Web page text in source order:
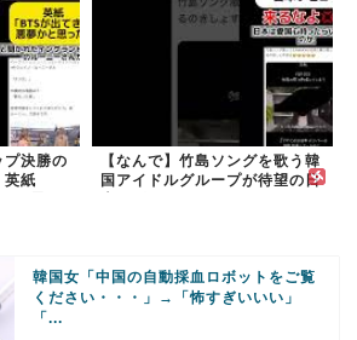
プ決勝の
英紙
【なんで】竹島ソングを歌う韓
国アイドルグループが待望の日
韓国女「中国の自動採血ロボットをご覧
ください・・・」→「怖すぎいいい」
「...